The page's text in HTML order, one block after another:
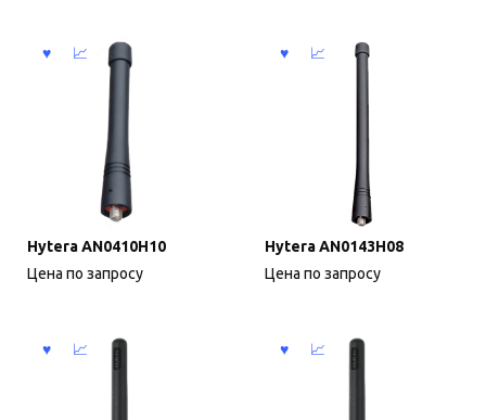
Hytera AN0410H10
Цена по запросу
Hytera AN0143H08
Цена по запросу